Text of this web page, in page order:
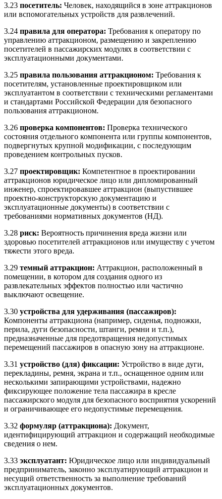
3.23 посетитель: Человек, находящийся в зоне аттракционов
или вспомогательных устройств для развлечений.
3.24 правила для оператора: Требования к оператору по
управлению аттракционом, размещению и закреплению
посетителей в пассажирских модулях в соответствии с
эксплуатационными документами.
3.25 правила пользования аттракционом: Требования к
посетителям, установленные проектировщиком или
эксплуатантом в соответствии с техническими регламентами
и стандартами Российской Федерации для безопасного
пользования аттракционом.
3.26 проверка компонентов: Проверка технического
состояния отдельного компонента или группы компонентов,
подвергнутых крупной модификации, с последующим
проведением контрольных пусков.
3.27 проектировщик: Компетентное в проектировании
аттракционов юридическое лицо или дипломированный
инженер, спроектировавшее аттракцион (выпустившее
проектно-конструкторскую документацию и
эксплуатационные документы) в соответствии с
требованиями нормативных документов (НД).
3.28 риск: Вероятность причинения вреда жизни или
здоровью посетителей аттракционов или имуществу с учетом
тяжести этого вреда.
3.29 темный аттракцион: Аттракцион, расположенный в
помещении, в котором для создания одного из
развлекательных эффектов полностью или частично
выключают освещение.
3.30 устройства для удерживания (пассажиров):
Компоненты аттракциона (например, сиденья, подножки,
перила, дуги безопасности, штанги, ремни и т.п.),
предназначенные для предотвращения недопустимых
перемещений пассажиров в опасную зону на аттракционе.
3.31 устройство (для) фиксации: Устройство в виде дуги,
перекладины, ремня, экрана и т.п., оснащенное одним или
несколькими запирающими устройствами, надежно
фиксирующее положение тела пассажира в кресле
пассажирского модуля для безопасного восприятия ускорений
и ограничивающее его недопустимые перемещения.
3.32 формуляр (аттракциона): Документ,
идентифицирующий аттракцион и содержащий необходимые
сведения о нем.
3.33 эксплуатант: Юридическое лицо или индивидуальный
предприниматель, законно эксплуатирующий аттракцион и
несущий ответственность за выполнение требований
эксплуатационных документов.